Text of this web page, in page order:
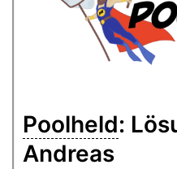
Poolheld:
Andreas